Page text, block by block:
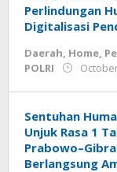
Perlindungan
Digitalisasi
Daerah, Home,
POLRI
Sentuhan
Unjuk Rasa 1
Berlangsung